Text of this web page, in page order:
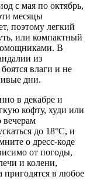
с мая по октябрь,
месяцы
поэтому легкий
или компактный
В
из
влаги и не
дни.
в декабре и
кофту, худи или
вечерам
до 18°C, и
о дресс-коде
от погоды,
и колени,
в любое